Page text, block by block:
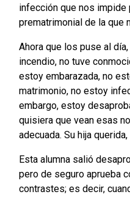
infección que nos impide
prematrimonial de la que
Ahora que los puse al
incendio, no tuve
estoy embarazada, no
matrimonio, no estoy
embargo, estoy
quisiera que vean esas
adecuada. Su hija querida,
Esta alumna salió
pero de seguro aprueba
contrastes; es decir,